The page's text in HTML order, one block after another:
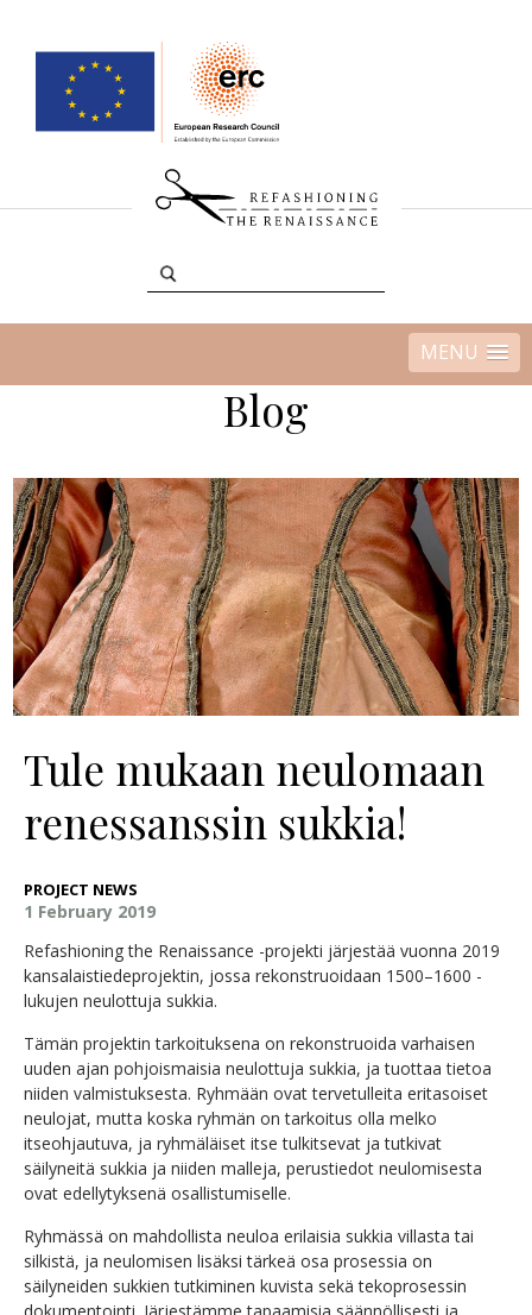
MENU
Blog
Tule mukaan neulomaan
renessanssin sukkia!
PROJECT NEWS
1 February 2019
Refashioning the Renaissance -projekti järjestää vuonna 2019
kansalaistiedeprojektin, jossa rekonstruoidaan 1500–1600 -
lukujen neulottuja sukkia.
Tämän projektin tarkoituksena on rekonstruoida varhaisen
uuden ajan pohjoismaisia neulottuja sukkia, ja tuottaa tietoa
niiden valmistuksesta. Ryhmään ovat tervetulleita eritasoiset
neulojat, mutta koska ryhmän on tarkoitus olla melko
itseohjautuva, ja ryhmäläiset itse tulkitsevat ja tutkivat
säilyneitä sukkia ja niiden malleja, perustiedot neulomisesta
ovat edellytyksenä osallistumiselle.
Ryhmässä on mahdollista neuloa erilaisia sukkia villasta tai
silkistä, ja neulomisen lisäksi tärkeä osa prosessia on
säilyneiden sukkien tutkiminen kuvista sekä tekoprosessin